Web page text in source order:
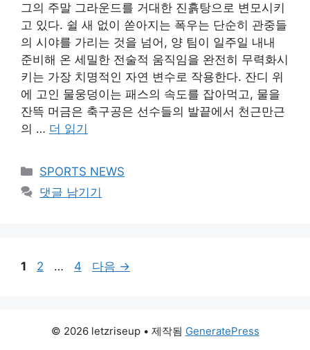
그의 주말 그라운드를 거대한 진흙탕으로 변모시키
고 있다. 쉴 새 없이 쏟아지는 폭우는 단순히 관중들
의 시야를 가리는 것을 넘어, 양 팀이 일주일 내내
준비해 온 세밀한 전술적 움직임을 완전히 무력화시
키는 가장 치명적인 자연 변수로 작용한다. 잔디 위
에 고인 물웅덩이는 패스의 속도를 잡아먹고, 물을
잔뜩 머금은 축구공은 선수들의 발끝에서 천근만근
의 … 더 읽기
카
테
SPORTS NEWS
댓글 남기기
페
1
페
2 …
페
4 다음 →
© 2026 letzriseup• 제작됨 GeneratePress